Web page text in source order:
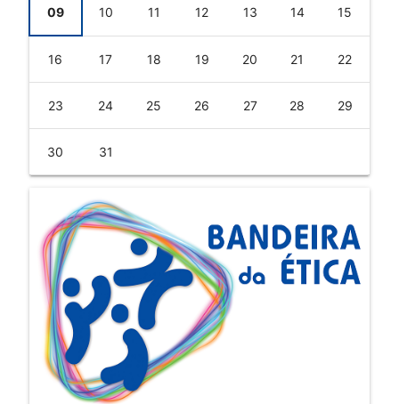
09 10 11 12 13 14 15
16 17 18 19 20 21 22
23 24 25 26 27 28 29
30 31